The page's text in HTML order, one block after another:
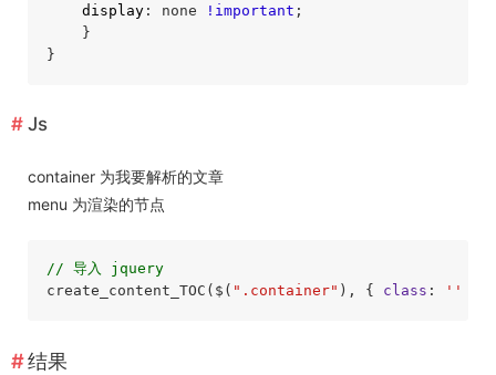
display: none !important ;
    }
Js
container 为我要解析的文章
menu 为渲染的节点
// 导入 jquery
create_content_TOC($( ".container" ), { class : ''
结果